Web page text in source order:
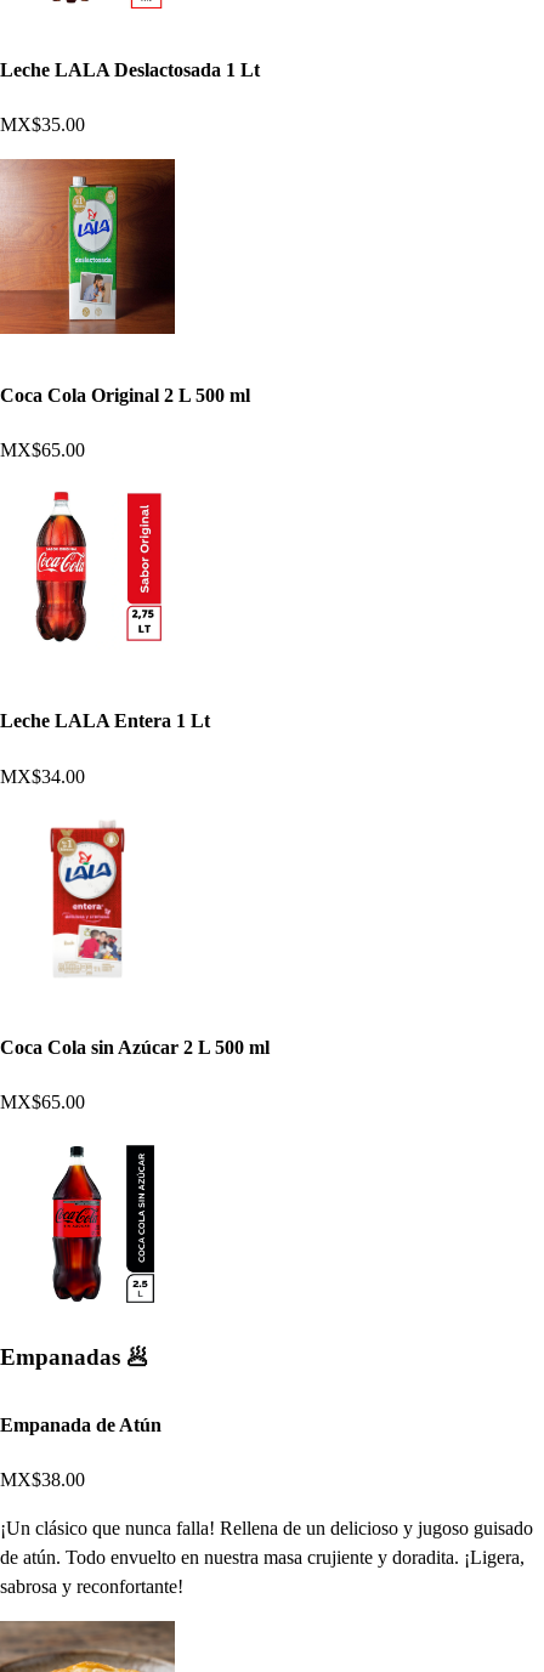
Leche LALA Deslactosada 1 Lt
MX$35.00
Coca Cola Original 2 L 500 ml
MX$65.00
Leche LALA Entera 1 Lt
MX$34.00
Coca Cola sin Azúcar 2 L 500 ml
MX$65.00
Empanadas 🥟
Empanada de Atún
MX$38.00
¡Un clásico que nunca falla! Rellena de un delicioso y jugoso guisado
de atún. Todo envuelto en nuestra masa crujiente y doradita. ¡Ligera,
sabrosa y reconfortante!